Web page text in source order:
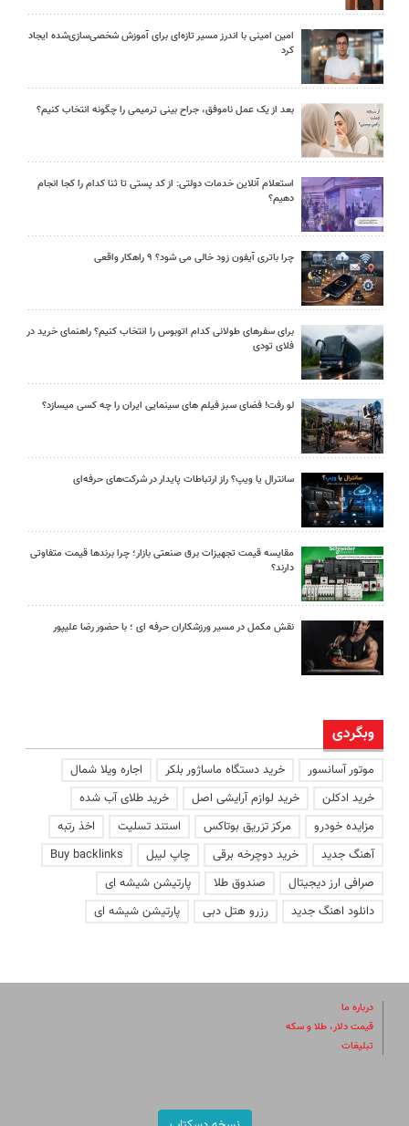
امین امینی با اندرز مسیر تازه‌ای برای آموزش شخصی‌سازی‌شده ایجاد
کرد
بعد از یک عمل ناموفق، جراح بینی ترمیمی را چگونه انتخاب کنیم؟
استعلام آنلاین خدمات دولتی: از کد پستی تا ثنا کدام را کجا انجام
دهیم؟
چرا باتری آیفون زود خالی می شود؟ ۹ راهکار واقعی
برای سفرهای طولانی کدام اتوبوس را انتخاب کنیم؟ راهنمای خرید در
فلای تودی
لو رفت! فضای سبز فیلم های سینمایی ایران را چه کسی میسازد؟
سانترال یا ویپ؟ راز ارتباطات پایدار در شرکت‌های حرفه‌ای
مقایسه قیمت تجهیزات برق صنعتی بازار؛ چرا برندها قیمت متفاوتی
دارند؟
نقش مکمل در مسیر ورزشکاران حرفه ای ؛ با حضور رضا علیپور
وبگردی
موتور آسانسور خرید دستگاه ماساژور بلکر
اجاره ویلا شمال
خرید ادکلن
خرید لوازم آرایشی اصل
خرید طلای آب شده
مزایده خودرو
مرکز تزریق بوتاکس استند تسلیت
اخذ رتبه
آهنگ جدید
خرید دوچرخه برقی چاپ لیبل
Buy backlinks
صرافی ارز دیجیتال
صندوق طلا
پارتیشن شیشه ای
دانلود اهنگ جدید
رزرو هتل دبی پارتیشن شیشه ای
درباره ما
قیمت دلار، طلا و سکه
تبلیغات